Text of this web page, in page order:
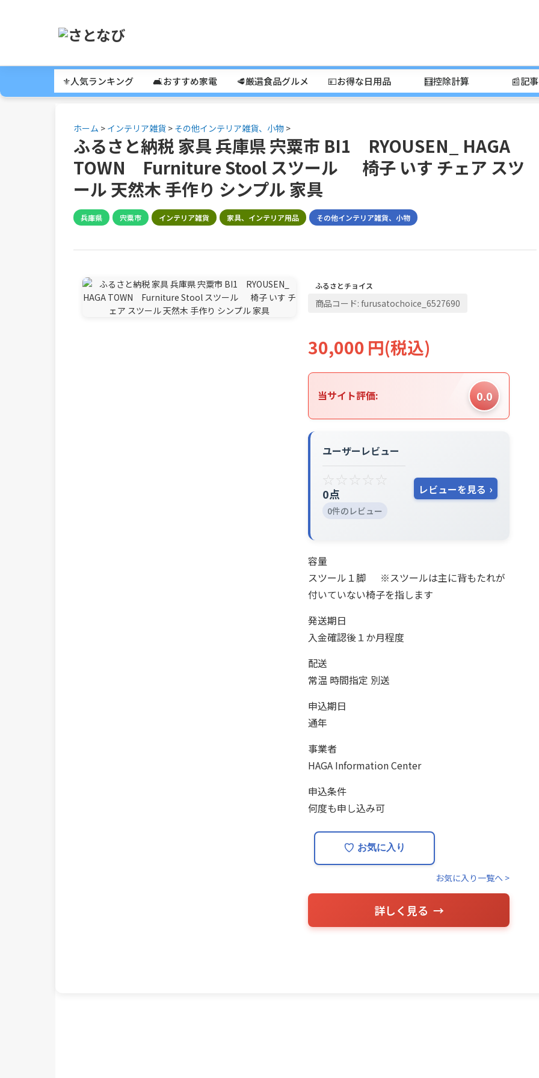
⚜️人気ランキング 🛋️おすすめ家電 🥩厳選食品グルメ 💴お得な日用品 🧮控除計算 📰記
ホーム > インテリア雑貨 > その他インテリア雑貨、小物 >
ふるさと納税 家具 兵庫県 宍粟市 BI1 RYOUSEN_ HAGA
TOWN Furniture Stool スツール 椅子 いす チェア スツ
ール 天然木 手作り シンプル 家具
兵庫県 宍粟市 インテリア雑貨 家具、インテリア用品 その他インテリア雑貨、小物
ふるさとチョイス
商品コード: furusatochoice_6527690
30,000 円(税込)
当サイト評価: 0.0
ユーザーレビュー
☆ ☆ ☆ ☆ ☆
0点
0件のレビュー
レビューを見る
容量
スツール１脚 ※スツールは主に背もたれが
付いていない椅子を指します
発送期日
入金確認後１か月程度
配送
常温 時間指定 別送
申込期日
通年
事業者
HAGA Information Center
申込条件
何度も申し込み可
♡ お気に入り
お気に入り一覧へ >
詳しく見る